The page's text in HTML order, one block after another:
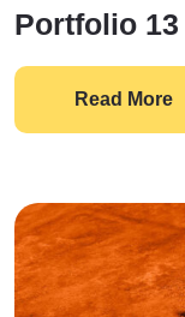
Portfolio 13
Read More